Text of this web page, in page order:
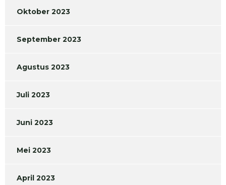
Oktober 2023
September 2023
Agustus 2023
Juli 2023
Juni 2023
Mei 2023
April 2023